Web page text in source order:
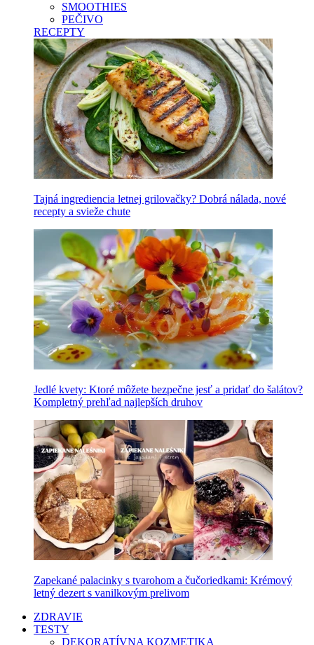
SMOOTHIES
PEČIVO
RECEPTY
Tajná ingrediencia letnej grilovačky? Dobrá nálada, nové
recepty a svieže chute
Jedlé kvety: Ktoré môžete bezpečne jesť a pridať do šalátov?
Kompletný prehľad najlepších druhov
Zapekané palacinky s tvarohom a čučoriedkami: Krémový
letný dezert s vanilkovým prelivom
ZDRAVIE
TESTY
DEKORATÍVNA KOZMETIKA